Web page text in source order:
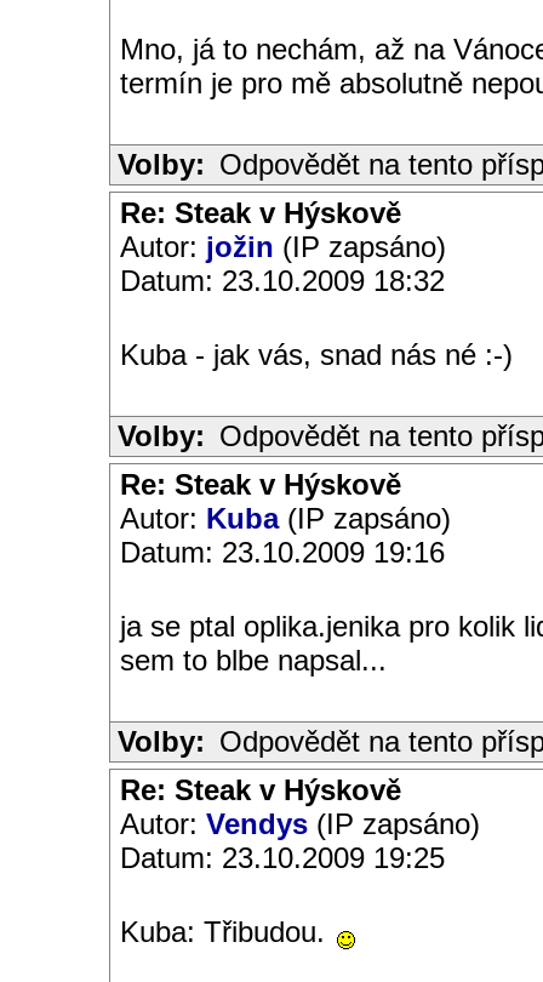
Mno, já to nechám, až na
termín je pro mě absolutně
Volby: Odpovědět na tento
Re: Steak v Hýskově
Autor: jožin (IP zapsáno)
Datum: 23.10.2009 18:32
Kuba - jak vás, snad nás né :-)
Volby: Odpovědět na tento
Re: Steak v Hýskově
Autor: Kuba(IP zapsáno)
Datum: 23.10.2009 19:16
ja se ptal oplika.jenika pro kolik
sem to blbe napsal...
Volby: Odpovědět na tento
Re: Steak v Hýskově
Autor: Vendys (IP zapsáno)
Datum: 23.10.2009 19:25
Kuba: Třibudou.